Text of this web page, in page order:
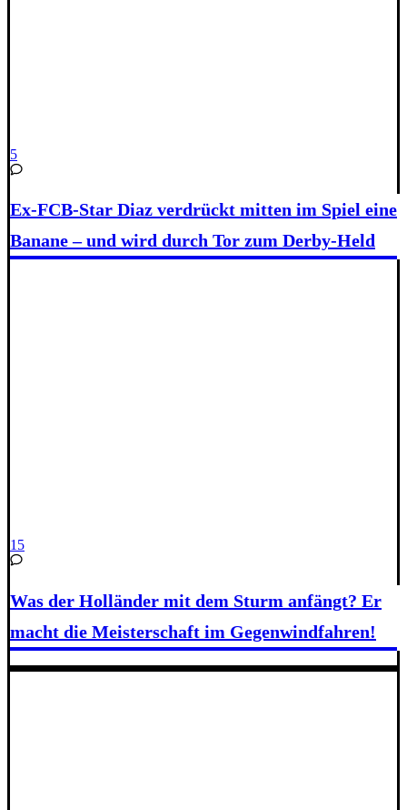
5
Ex-FCB-Star Diaz verdrückt mitten im Spiel eine
Banane – und wird durch Tor zum Derby-Held
15
Was der Holländer mit dem Sturm anfängt? Er
macht die Meisterschaft im Gegenwindfahren!